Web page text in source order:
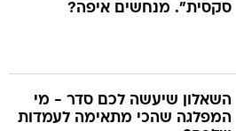
סקסית". מנחשים איפה?
השאלון שיעשה לכם סדר - מי
המפלגה שהכי מתאימה לעמדות